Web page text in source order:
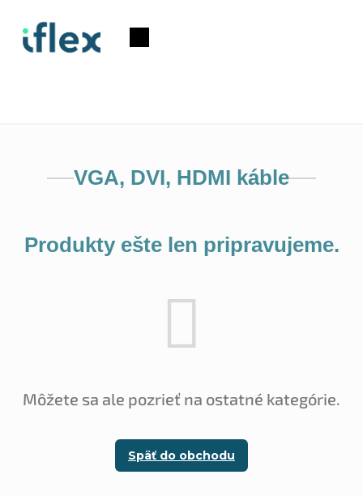
obsah
Nákupný
VGA, DVI, HDMI káble
Produkty ešte len pripravujeme.
Môžete sa ale pozrieť na ostatné kategórie.
Späť do obchodu